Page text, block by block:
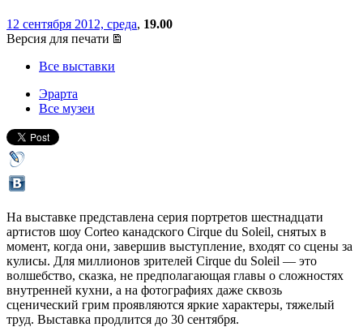
12 сентября 2012, среда, 19.00
Версия для печати
Все выставки
Эрарта
Все музеи
На выставке представлена серия портретов шестнадцати
артистов шоу Corteo канадского Cirque du Soleil, снятых в
момент, когда они, завершив выступление, входят со сцены за
кулисы. Для миллионов зрителей Cirque du Soleil — это
волшебство, сказка, не предполагающая главы о сложностях
внутренней кухни, а на фотографиях даже сквозь
сценический грим проявляются яркие характеры, тяжелый
труд. Выставка продлится до 30 сентября.